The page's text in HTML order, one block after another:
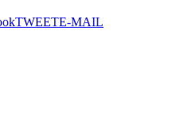
TWEETE-MAIL